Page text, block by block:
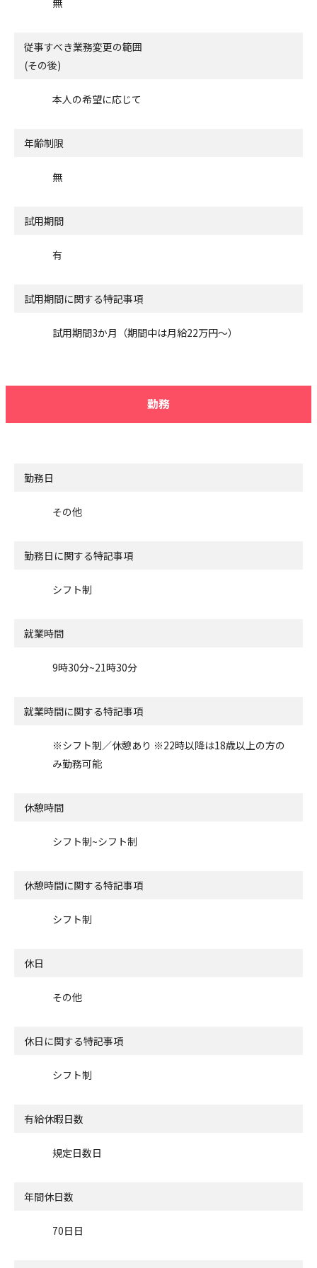
従事すべき業務変更の範囲
(その後)
本人の希望に応じて
年齢制限
無
試用期間
有
試用期間に関する特記事項
試用期間3か月（期間中は月給22万円～）
勤務
勤務日
その他
勤務日に関する特記事項
シフト制
就業時間
9時30分~21時30分
就業時間に関する特記事項
※シフト制／休憩あり ※22時以降は18歳以上の方の
み勤務可能
休憩時間
シフト制~シフト制
休憩時間に関する特記事項
シフト制
休日
その他
休日に関する特記事項
シフト制
有給休暇日数
規定日数日
年間休日数
70日日